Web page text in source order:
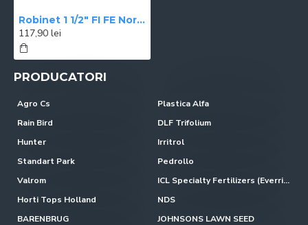
Robinet 1 1/2" FI FE Norma
117,90 lei
PRODUCATORI
Agro Cs
Plastica Alfa
Rain Bird
DLF Trifolium
Hunter
Irritrol
Standart Park
Pedrollo
Valrom
ICL Specialty Fertilizers (Everris-Scotts)
Horti Tops Holland
NDS
BARENBRUG
JOHNSONS LAWN SEED